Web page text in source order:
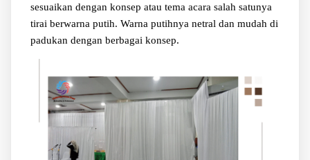
sesuaikan dengan konsep atau tema acara salah satunya
tirai berwarna putih. Warna putihnya netral dan mudah di
padukan dengan berbagai konsep.